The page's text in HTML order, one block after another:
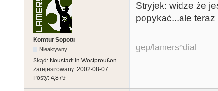
Komtur Sopotu
Nieaktywny
Skąd: Neustadt in Westpreußen
Zarejestrowany: 2002-08-07
Posty: 4,879
Stryjek: widze że
popykać...ale
gep/lamers^dial